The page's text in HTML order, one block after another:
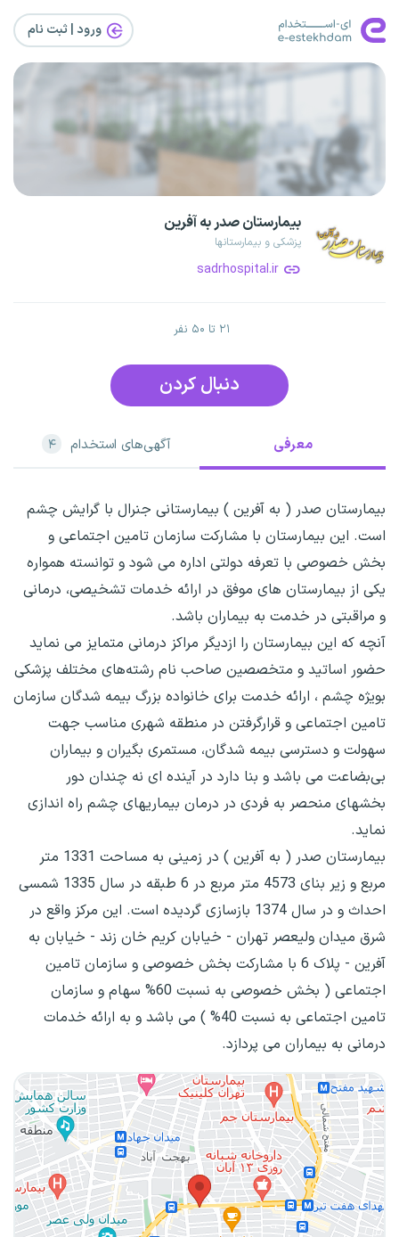
ورود | ثبت‌ نام
بیمارستان صدر به آفرین
پزشکی و بیمارستانها
sadrhospital.ir
۲۱ تا ۵۰ نفر
دنبال کردن
معرفی آگهی‌های استخدام ۴
بیمارستان صدر ( به آفرین ) بیمارستانی جنرال با گرایش چشم
است. این بیمارستان با مشارکت سازمان تامین اجتماعی و
بخش خصوصی با تعرفه دولتی اداره می شود و توانسته همواره
یکی از بیمارستان های موفق در ارائه خدمات تشخیصی، درمانی
و مراقبتی در خدمت به بیماران باشد.
آنچه که این بیمارستان را ازدیگر مراکز درمانی متمایز می نماید
حضور اساتید و متخصصین صاحب نام رشته‌های مختلف پزشکی
بویژه چشم ، ارائه خدمت برای خانواده بزرگ بیمه شدگان سازمان
تامین اجتماعی و قرارگرفتن در منطقه شهری مناسب جهت
سهولت و دسترسی بیمه شدگان، مستمری بگیران و بیماران
بی‌بضاعت می باشد و بنا دارد در آینده ای نه چندان دور
بخشهای منحصر به فردی در درمان بیماریهای چشم راه اندازی
نماید.
بیمارستان صدر ( به آفرین ) در زمینی به مساحت 1331 متر
مربع و زیر بنای 4573 متر مربع در 6 طبقه در سال 1335 شمسی
احداث و در سال 1374 بازسازی گردیده است. این مرکز واقع در
شرق میدان ولیعصر تهران - خیابان کریم خان زند - خیابان به
آفرین - پلاک 6 با مشارکت بخش خصوصی و سازمان تامین
اجتماعی ( بخش خصوصی به نسبت 60% سهام و سازمان
تامین اجتماعی به نسبت 40% ) می باشد و به ارائه خدمات
درمانی به بیماران می پردازد.